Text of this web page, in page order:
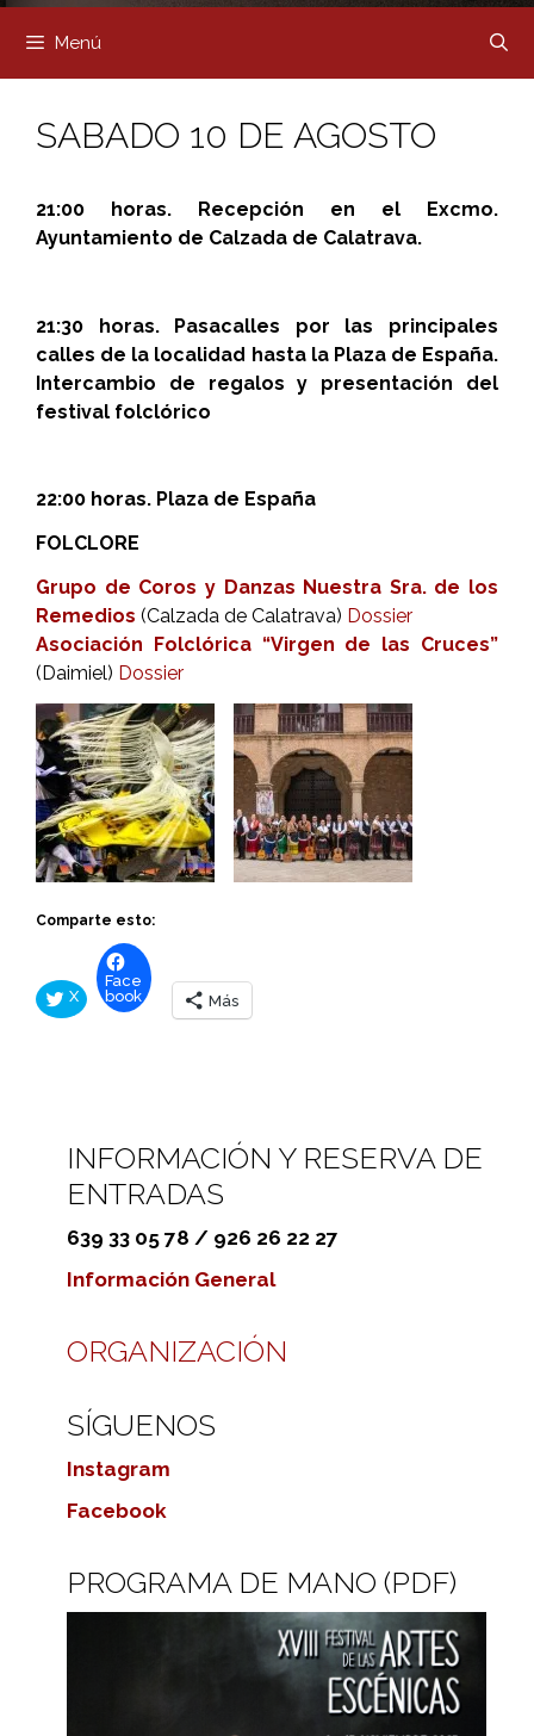
Menú
SABADO 10 DE AGOSTO
21:00 horas. Recepción en el Excmo.
Ayuntamiento de Calzada de Calatrava.
21:30 horas. Pasacalles por las principales
calles de la localidad hasta la Plaza de España.
Intercambio de regalos y presentación del
festival folclórico
22:00 horas. Plaza de España
FOLCLORE
Grupo de Coros y Danzas Nuestra Sra. de los
Remedios (Calzada de Calatrava) Dossier
Asociación Folclórica “Virgen de las Cruces”
(Daimiel) Dossier
Comparte esto:
X
Face
book
Más
INFORMACIÓN Y RESERVA DE
ENTRADAS
639 33 05 78 / 926 26 22 27
Información General
ORGANIZACIÓN
SÍGUENOS
Instagram
Facebook
PROGRAMA DE MANO (PDF)